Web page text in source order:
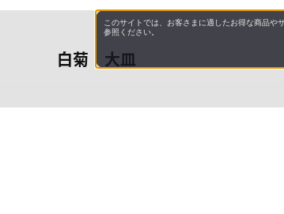
白菊 大皿
このサイトでは、お客さまに適したお得な商品や
参照ください。